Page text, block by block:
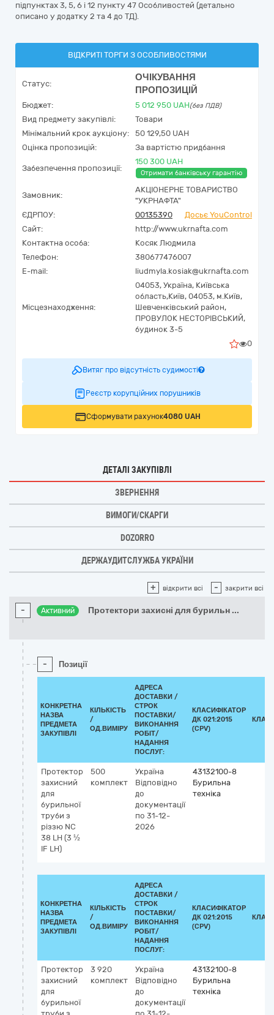
підпунктах 3, 5, 6 і 12 пункту 47 Особливостей (детально
описано у додатку 2 та 4 до ТД).
ВІДКРИТІ ТОРГИ З ОСОБЛИВОСТЯМИ
Статус:
ОЧІКУВАННЯ
ПРОПОЗИЦІЙ
Бюджет: 5 012 950 UAH(без ПДВ)
Вид предмету закупівлі:
Товари
Мінімальний крок аукціону:
50 129,50 UAH
Оцінка пропозицій:
За вартістю придбання
Забезпечення пропозиції:
150 300 UAH
Отримати банківську гарантію
Замовник:
АКЦІОНЕРНЕ ТОВАРИСТВО
"УКPНAФТА"
ЄДРПОУ:
00135390
Досьє YouControl
Сайт:
http://www.ukrnafta.com
Контактна особа:
Косяк Людмила
Телефон:
380677476007
E-mail:
liudmyla.kosiak@ukrnafta.com
Місцезнаходження:
04053, Україна, Київська
область,Київ, 04053, м.Київ,
Шевченківський район,
ПРОВУЛОК НЕСТОРІВСЬКИЙ,
будинок 3-5
0
Витяг про відсутність судимості
Реєстр корупційних порушників
Сформувати рахунок4080 UAH
ДЕТАЛІ ЗАКУПІВЛІ
ЗВЕРНЕННЯ
ВИМОГИ/СКАРГИ
DOZORRO
ДЕРЖАУДИТСЛУЖБА УКРАЇНИ
+ відкрити всі - закрити всі
- Активний Протектори захисні для бурильн ...
- Позиції
КОНКРЕТНА
НАЗВА
ПРЕДМЕТА
ЗАКУПІВЛІ
КІЛЬКІСТЬ
/
ОД.ВИМІРУ
АДРЕСА
ДОСТАВКИ /
СТРОК
ПОСТАВКИ/
ВИКОНАННЯ
РОБІТ/
НАДАННЯ
ПОСЛУГ:
КЛАСИФІКАТОР
ДК 021:2015
(CPV)
Протектор
захисний
для
бурильної
труби з
різзю NC
38 LH (3 ½
IF LH)
500
комплект
Україна
Відповідно
до
документації
по 31-12-
2026
43132100-8
Бурильна
техніка
КОНКРЕТНА
НАЗВА
ПРЕДМЕТА
ЗАКУПІВЛІ
КІЛЬКІСТЬ
/
ОД.ВИМІРУ
АДРЕСА
ДОСТАВКИ /
СТРОК
ПОСТАВКИ/
ВИКОНАННЯ
РОБІТ/
НАДАННЯ
ПОСЛУГ:
КЛАСИФІКАТОР
ДК 021:2015
(CPV)
Протектор
захисний
для
бурильної
3 920
комплект
Україна
Відповідно
до
документації
43132100-8
Бурильна
техніка